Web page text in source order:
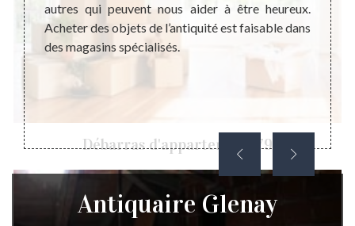
Débarras d'appartement 79
de
Si
à
autres qui peuvent nous aider à être heureux.
Acheter des objets de l’antiquité est faisable dans
des magasins spécialisés.
la
son
vous
objet
Antiquaire Glenay